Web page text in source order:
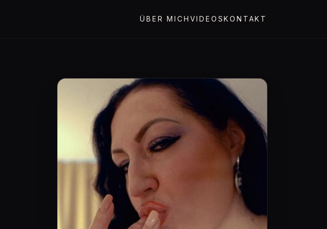
ÜBER MICH VIDEOSKONTAKT